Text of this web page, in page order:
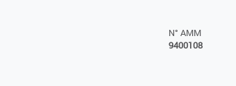
N° AMM
9400108